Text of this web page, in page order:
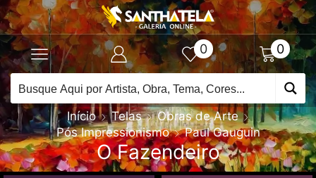
0 0
Início Telas
Obras de Arte
Pós Impressionismo
Paul Gauguin
O Fazendeiro